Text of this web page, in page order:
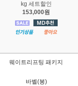
kg 세트할인
153,000원
웨이트리프팅 패키지
바벨(봉)